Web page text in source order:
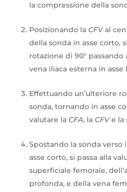
la compressione della
Posizionando la CFVal
della sonda in asse corto,
rotazione di 90°
vena iliaca esterna in asse
Effettuando un’ulteriore
sonda, tornando in asse
valutare la CFA, la CFVe la
Spostando la sonda verso
asse corto, si passa alla
superficiale femorale,
profonda, e della vena